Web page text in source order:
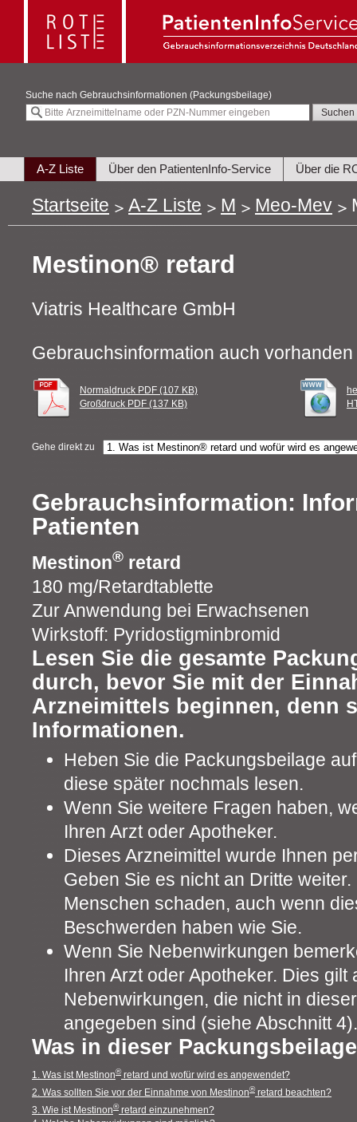
Suche nach Gebrauchsinformationen (Packungsbeilage)
A-Z Liste Über den PatientenInfo-Service Über die
Startseite A-Z Liste M Meo-Mev
Mestinon® retard
Viatris Healthcare GmbH
Gebrauchsinformation auch vorhanden
Normaldruck PDF (107 KB)
Großdruck PDF (137 KB)
Gehe direkt zu
Gebrauchsinformation:
Patienten
Mestinon® retard
180 mg/Retardtablette
Zur Anwendung bei Erwachsenen
Wirkstoff: Pyridostigminbromid
Lesen Sie die gesamte
durch, bevor Sie mit der
Arzneimittels beginnen, denn
Informationen.
Heben Sie die Packungsbeilage
diese später nochmals lesen.
Wenn Sie weitere Fragen haben,
Ihren Arzt oder Apotheker.
Dieses Arzneimittel wurde Ihnen
Geben Sie es nicht an Dritte
Menschen schaden, auch wenn
Beschwerden haben wie Sie.
Wenn Sie Nebenwirkungen
Ihren Arzt oder Apotheker. Dies gilt
Nebenwirkungen, die nicht in
angegeben sind (siehe Abschnitt 4).
Was in dieser
1. Was ist Mestinon®retard und wofür wird es angewendet?
2. Was sollten Sie vor der Einnahme von Mestinon®retard beachten?
3. Wie ist Mestinon®retard einzunehmen?